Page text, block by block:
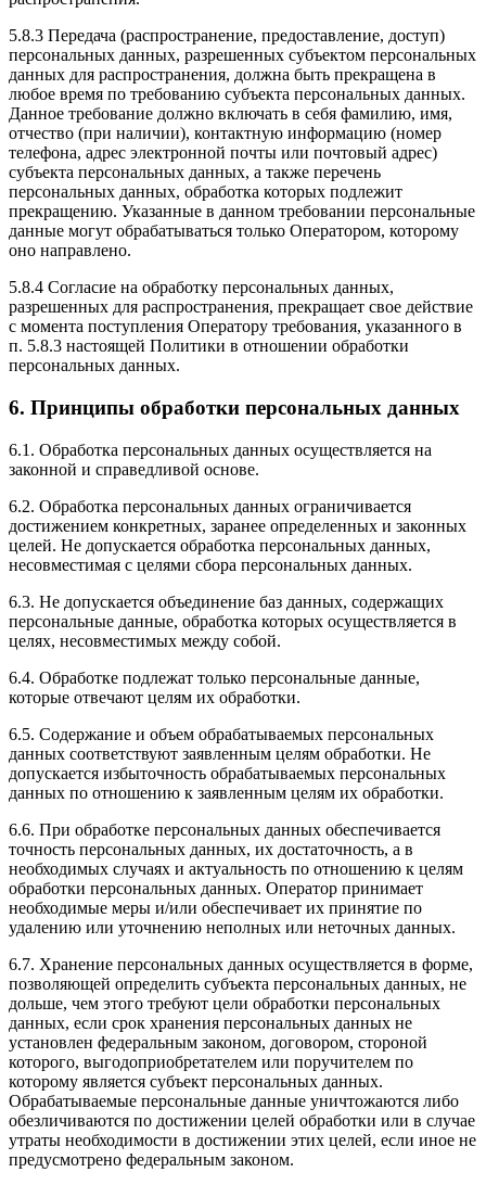
5.8.3 Передача (распространение, предоставление, доступ)
персональных данных, разрешенных субъектом персональных
данных для распространения, должна быть прекращена в
любое время по требованию субъекта персональных данных.
Данное требование должно включать в себя фамилию, имя,
отчество (при наличии), контактную информацию (номер
телефона, адрес электронной почты или почтовый адрес)
субъекта персональных данных, а также перечень
персональных данных, обработка которых подлежит
прекращению. Указанные в данном требовании персональные
данные могут обрабатываться только Оператором, которому
оно направлено.
5.8.4 Согласие на обработку персональных данных,
разрешенных для распространения, прекращает свое действие
с момента поступления Оператору требования, указанного в
п. 5.8.3 настоящей Политики в отношении обработки
персональных данных.
6. Принципы обработки персональных данных
6.1. Обработка персональных данных осуществляется на
законной и справедливой основе.
6.2. Обработка персональных данных ограничивается
достижением конкретных, заранее определенных и законных
целей. Не допускается обработка персональных данных,
несовместимая с целями сбора персональных данных.
6.3. Не допускается объединение баз данных, содержащих
персональные данные, обработка которых осуществляется в
целях, несовместимых между собой.
6.4. Обработке подлежат только персональные данные,
которые отвечают целям их обработки.
6.5. Содержание и объем обрабатываемых персональных
данных соответствуют заявленным целям обработки. Не
допускается избыточность обрабатываемых персональных
данных по отношению к заявленным целям их обработки.
6.6. При обработке персональных данных обеспечивается
точность персональных данных, их достаточность, а в
необходимых случаях и актуальность по отношению к целям
обработки персональных данных. Оператор принимает
необходимые меры и/или обеспечивает их принятие по
удалению или уточнению неполных или неточных данных.
6.7. Хранение персональных данных осуществляется в форме,
позволяющей определить субъекта персональных данных, не
дольше, чем этого требуют цели обработки персональных
данных, если срок хранения персональных данных не
установлен федеральным законом, договором, стороной
которого, выгодоприобретателем или поручителем по
которому является субъект персональных данных.
Обрабатываемые персональные данные уничтожаются либо
обезличиваются по достижении целей обработки или в случае
утраты необходимости в достижении этих целей, если иное не
предусмотрено федеральным законом.